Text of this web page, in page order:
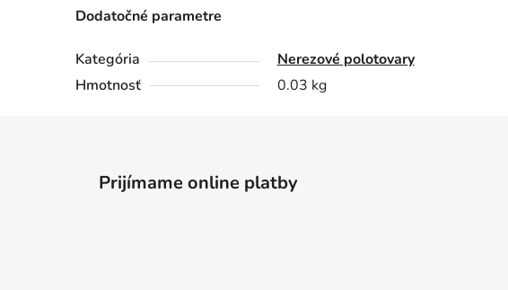
Dodatočné parametre
Kategória
Nerezové polotovary
Hmotnosť
0.03 kg
Prijímame online platby